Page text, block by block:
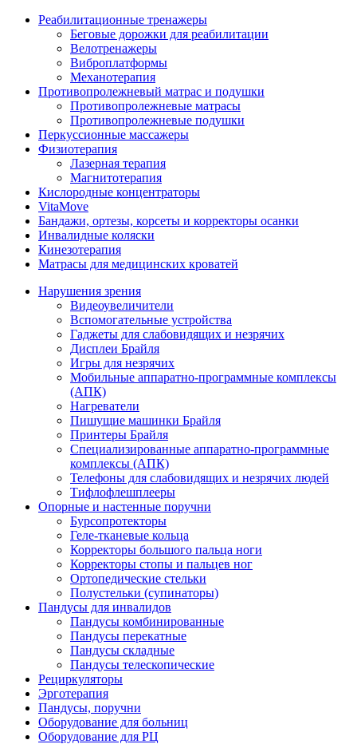
Реабилитационные тренажеры
Беговые дорожки для реабилитации
Велотренажеры
Виброплатформы
Механотерапия
Противопролежневый матрас и подушки
Противопролежневые матрасы
Противопролежневые подушки
Перкуссионные массажеры
Физиотерапия
Лазерная терапия
Магнитотерапия
Кислородные концентраторы
VitaMove
Бандажи, ортезы, корсеты и корректоры осанки
Инвалидные коляски
Кинезотерапия
Матрасы для медицинских кроватей
Нарушения зрения
Видеоувеличители
Вспомогательные устройства
Гаджеты для слабовидящих и незрячих
Дисплеи Брайля
Игры для незрячих
Мобильные аппаратно-программные комплексы
(АПК)
Нагреватели
Пишущие машинки Брайля
Принтеры Брайля
Специализированные аппаратно-программные
комплексы (АПК)
Телефоны для слабовидящих и незрячих людей
Тифлофлешплееры
Опорные и настенные поручни
Бурсопротекторы
Геле-тканевые кольца
Корректоры большого пальца ноги
Корректоры стопы и пальцев ног
Ортопедические стельки
Полустельки (супинаторы)
Пандусы для инвалидов
Пандусы комбинированные
Пандусы перекатные
Пандусы складные
Пандусы телескопические
Рециркуляторы
Эрготерапия
Пандусы, поручни
Оборудование для больниц
Оборудование для РЦ